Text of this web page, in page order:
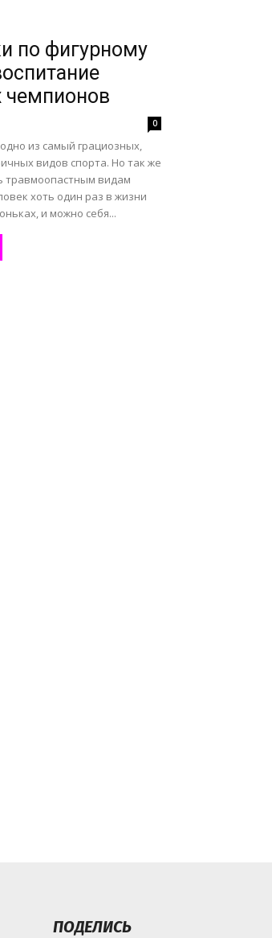
по фигурному
чемпионов
0
из самый грациозных,
видов спорта. Но так же
травмоопастным видам
хоть один раз в жизни
и можно себя...
ПОДЕЛИСЬ